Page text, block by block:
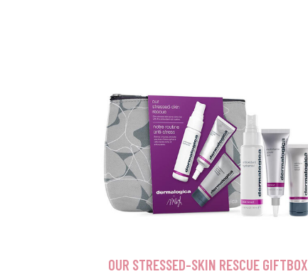
OUR STRESSED-SKIN RESCUE GIFTBOX